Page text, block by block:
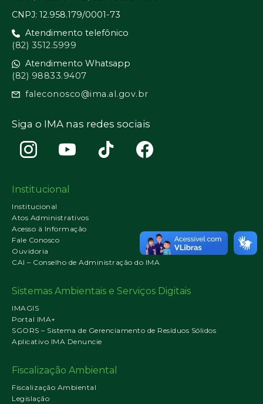
CNPJ: 12.958.179/0001-73
Atendimento telefônico
(82) 3512.5999
Atendimento Whatsapp
(82) 98833.9407
faleconosco@ima.al.gov.br
Siga o IMA nas redes sociais
Institucional
Institucional
Atos Administrativos
Acesso à Informação
Fale Conosco
Ouvidoria
CAI – Conselho de Administração do IMA
Sistemas Ambientais e Serviços Digitais
IMAGIS
Portal IMA+
SGORS – Sistema de Gerenciamento de Resíduos Sólidos
Aplicativo IMA Denuncie
Fiscalização Ambiental
Fiscalização Ambiental
Legislação